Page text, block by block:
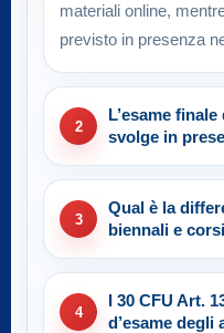
materiali online,
previsto in presenza
2
L’esame
svolge in
3
Qual è la
biennali e
4
I 30 CFU Art.
d’esame degli